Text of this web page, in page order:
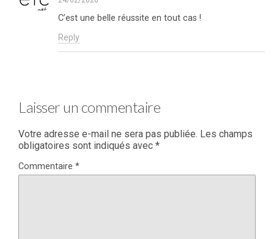
C’est une belle réussite en tout cas !
Reply
Laisser un commentaire
Votre adresse e-mail ne sera pas publiée. Les champs
obligatoires sont indiqués avec *
Commentaire *